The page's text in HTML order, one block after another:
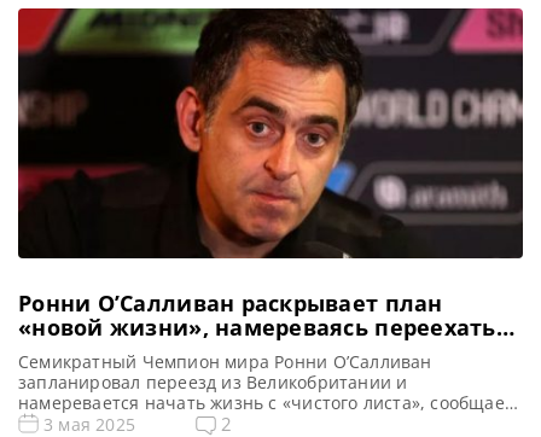
напряженном полуфинальном матче он одержал верх над
первым игроком в […]
Ронни О’Салливан раскрывает план
«новой жизни», намереваясь переехать
из Великобритании
Семикратный Чемпион мира Ронни О’Салливан
запланировал переезд из Великобритании и
намеревается начать жизнь с «чистого листа», сообщает
metrouk Ронни О’Салливан заявил о намерении начать
3 мая 2025 2